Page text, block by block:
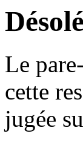
Le
cette
jugée